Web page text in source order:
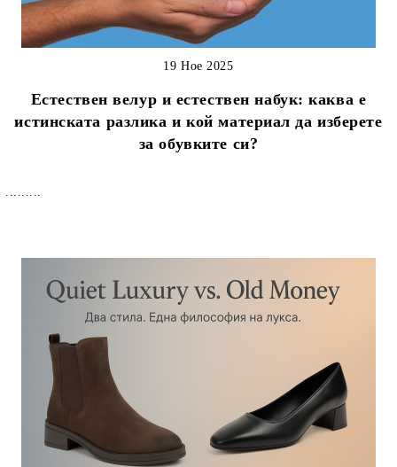
Естествен велур и естествен набук: каква е
истинската разлика и кой материал да изберете
за обувките си?
19 Ное 2025
.........